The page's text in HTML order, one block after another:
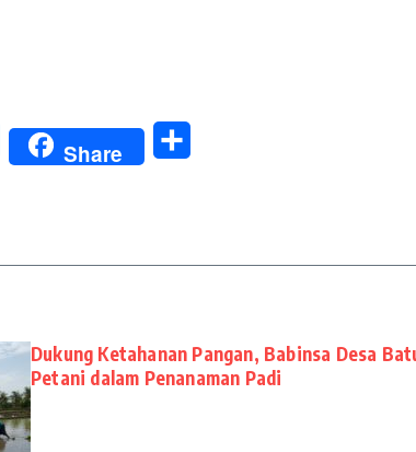
Twitter Share
Dukung Ketahanan Pangan, Babinsa Desa
Petani dalam Penanaman Padi